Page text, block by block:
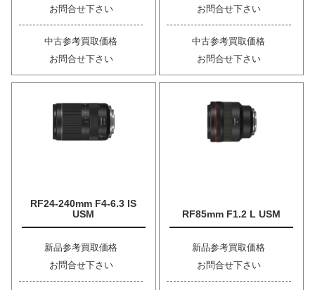
お問合せ下さい
中古参考買取価格
お問合せ下さい
お問合せ下さい
中古参考買取価格
お問合せ下さい
RF24-240mm F4-6.3 IS
USM
新品参考買取価格
お問合せ下さい
RF85mm F1.2 L USM
新品参考買取価格
お問合せ下さい